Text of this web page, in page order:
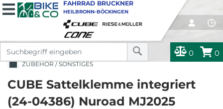
0 0
FAHRRAD BRUCKNER
HEILBRONN-BÖCKINGEN
ZUBEHÖR / SONSTIGES
CUBE Sattelklemme integriert
(24-04386) Nuroad MJ2025